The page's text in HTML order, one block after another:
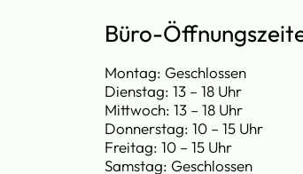
Büro-
Montag: Geschlossen
Dienstag: 13 – 18 Uhr
Mittwoch: 13 – 18 Uhr
Donnerstag: 10 – 15 Uhr
Freitag: 10 – 15 Uhr
Samstag: Geschlossen